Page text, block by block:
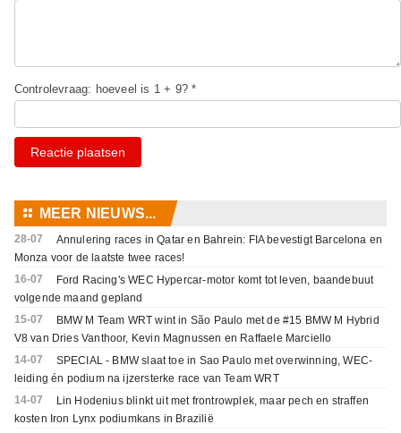
Controlevraag: hoeveel is 1 + 9? *
Reactie plaatsen
⚏ MEER NIEUWS...
28-07
Annulering races in Qatar en Bahrein: FIA bevestigt Barcelona en
Monza voor de laatste twee races!
16-07
Ford Racing's WEC Hypercar-motor komt tot leven, baandebuut
volgende maand gepland
15-07
BMW M Team WRT wint in São Paulo met de #15 BMW M Hybrid
V8 van Dries Vanthoor, Kevin Magnussen en Raffaele Marciello
14-07
SPECIAL - BMW slaat toe in Sao Paulo met overwinning, WEC-
leiding én podium na ijzersterke race van Team WRT
14-07
Lin Hodenius blinkt uit met frontrowplek, maar pech en straffen
kosten Iron Lynx podiumkans in Brazilië